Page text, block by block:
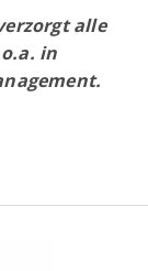
alle
in